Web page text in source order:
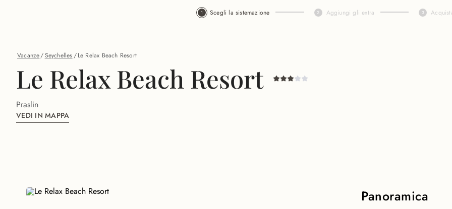
Scegli la sistemazione Aggiungi gli extra
Vacanze/Seychelles/Le Relax Beach Resort
Le Relax Beach Resort
Praslin
VEDI IN MAPPA
Panoramica